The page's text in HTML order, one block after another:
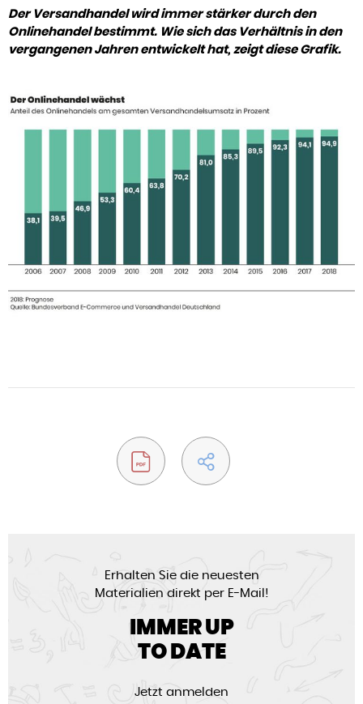
Der Versandhandel wird immer stärker durch den
Onlinehandel bestimmt. Wie sich das Verhältnis in den
vergangenen Jahren entwickelt hat, zeigt diese Grafik.
Erhalten Sie die neuesten
Materialien direkt per E-Mail!
IMMER UP
TO DATE
Jetzt anmelden